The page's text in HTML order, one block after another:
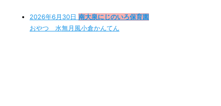
2026年6月30日 南大泉にじのいろ保育園
おやつ 水無月風小倉かんてん